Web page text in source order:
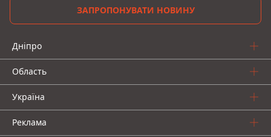
ЗАПРОПОНУВАТИ НОВИНУ
Дніпро
Область
Україна
Реклама